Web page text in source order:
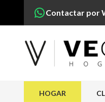
Contactar por
HOGAR